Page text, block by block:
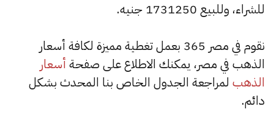
للشراء، وللبيع 1731250 جنيه.
نقوم في مصر 365 بعمل تغطية مميزة لكافة أسعار
الذهب في مصر، يمكنك الاطلاع على صفحة أسعار
الذهب لمراجعة الجدول الخاص بنا المحدث بشكل
دائم.